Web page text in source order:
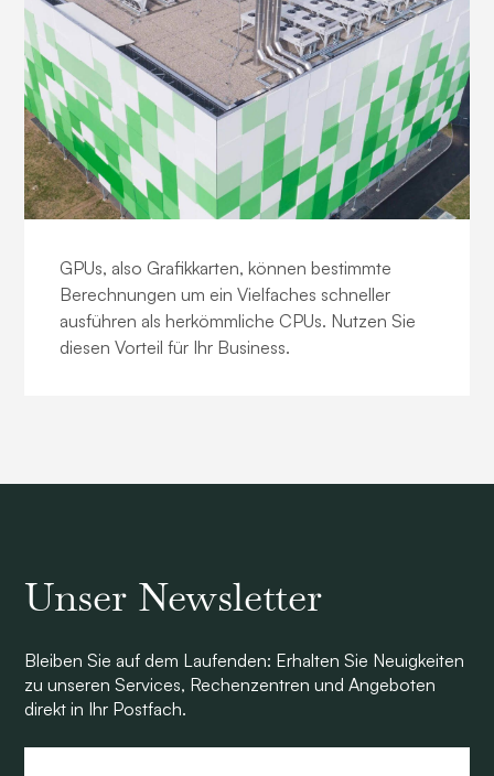
GPUs, also Grafikkarten, können bestimmte
Berechnungen um ein Vielfaches schneller
ausführen als herkömmliche CPUs. Nutzen Sie
diesen Vorteil für Ihr Business.
Unser Newsletter
Bleiben Sie auf dem Laufenden: Erhalten Sie Neuigkeiten
zu unseren Services, Rechenzentren und Angeboten
direkt in Ihr Postfach.